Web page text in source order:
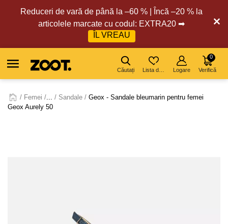
Reduceri de vară de până la –60 % | Încă –20 % la
articolele marcate cu codul: EXTRA20 ➡
ÎL VREAU
Căutați Logare Verifică
0
Femei ... Sandale
Geox - Sandale bleumarin pentru femei
Geox Aurely 50